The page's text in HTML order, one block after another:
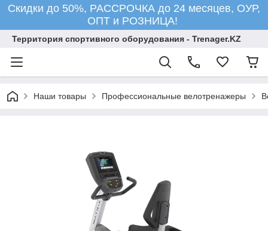
Скидки до 50%, РАССРОЧКА до 24 месяцев, ОУР,
ОПТ и РОЗНИЦА!
Территория спортивного оборудования - Trenager.KZ
Наши товары Профессиональные велотренажеры